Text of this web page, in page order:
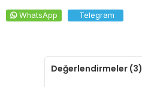
WhatsApp Telegram
Değerlendirmeler (3)